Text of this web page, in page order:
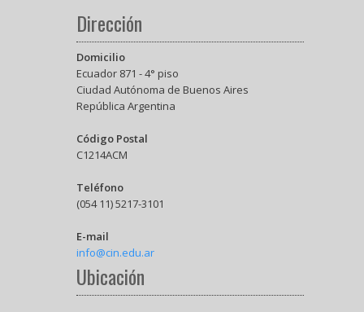
Dirección
Domicilio
Ecuador 871 - 4° piso
Ciudad Autónoma de Buenos Aires
República Argentina
Código Postal
C1214ACM
Teléfono
(054 11) 5217-3101
E-mail
info@cin.edu.ar
Ubicación